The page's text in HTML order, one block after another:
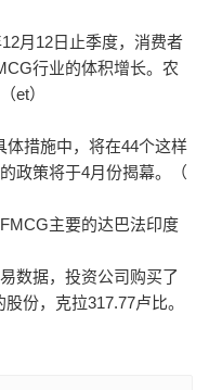
月12日止季度，消费者
行业的体积增长。农
et）
体措施中，将在44个这样
政策将于4月份揭幕。（
主要的达巴法印度
数据，投资公司购买了
份，克拉317.77卢比。